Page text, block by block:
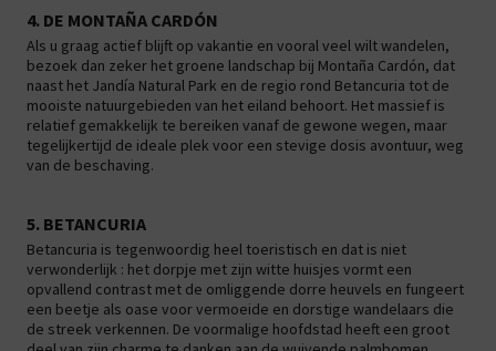
4. DE MONTAÑA CARDÓN
Als u graag actief blijft op vakantie en vooral veel wilt wandelen,
bezoek dan zeker het groene landschap bij Montaña Cardón, dat
naast het Jandía Natural Park en de regio rond Betancuria tot de
mooiste natuurgebieden van het eiland behoort. Het massief is
relatief gemakkelijk te bereiken vanaf de gewone wegen, maar
tegelijkertijd de ideale plek voor een stevige dosis avontuur, weg
van de beschaving.
5. BETANCURIA
Betancuria is tegenwoordig heel toeristisch en dat is niet
verwonderlijk : het dorpje met zijn witte huisjes vormt een
opvallend contrast met de omliggende dorre heuvels en fungeert
een beetje als oase voor vermoeide en dorstige wandelaars die
de streek verkennen. De voormalige hoofdstad heeft een groot